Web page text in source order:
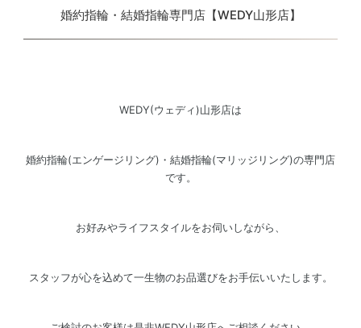
婚約指輪・結婚指輪専門店【WEDY山形店】
WEDY(ウェディ)山形店は
婚約指輪(エンゲージリング)・結婚指輪(マリッジリング)の専門店
です。
お好みやライフスタイルをお伺いしながら、
スタッフが心を込めて一生物のお品選びをお手伝いいたします。